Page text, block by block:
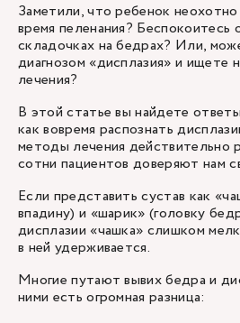
Заметили, что ребенок
время пеленания? Беспокоитесь
складочках на бедрах? Или,
диагнозом «дисплазия» и ищете
лечения?
В этой статье вы найдете
как вовремя распознать
методы лечения действительно
сотни пациентов доверяют нам
Если представить сустав как
впадину) и «шарик» (головку
дисплазии «чашка» слишком
в ней удерживается.
Многие путают вывих бедра и
ними есть огромная разница: